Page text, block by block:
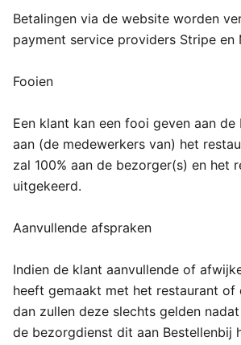
Betalingen via de website worden
payment service providers Stripe en
Fooien
Een klant kan een fooi geven aan
aan (de medewerkers van) het
zal 100% aan de bezorger(s) en het
uitgekeerd.
Aanvullende afspraken
Indien de klant aanvullende of
heeft gemaakt met het restaurant of
dan zullen deze slechts gelden
de bezorgdienst dit aan Bestellenbij